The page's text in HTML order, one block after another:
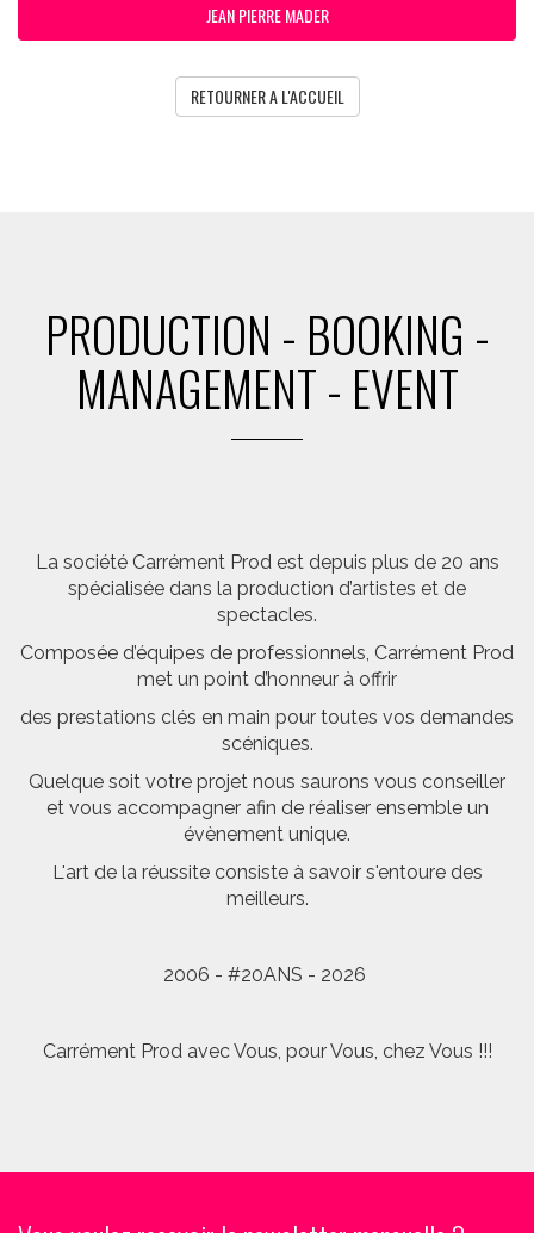
JEAN PIERRE MADER
RETOURNER A L'ACCUEIL
PRODUCTION - BOOKING -
MANAGEMENT - EVENT
La société Carrément Prod est depuis plus de 20 ans
spécialisée dans la production d’artistes et de
spectacles.
Composée d’équipes de professionnels, Carrément Prod
met un point d’honneur à offrir
des prestations clés en main pour toutes vos demandes
scéniques.
Quelque soit votre projet nous saurons vous conseiller
et vous accompagner afin de réaliser ensemble un
évènement unique.
L'art de la réussite consiste à savoir s'entoure des
meilleurs.
2006 - #20ANS - 2026
Carrément Prod avec Vous, pour Vous, chez Vous !!!